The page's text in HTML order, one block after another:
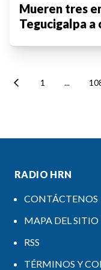
Mueren tres
Tegucigalpa a
1 ...
RADIO HRN
CONTÁCTENOS
MAPA DEL SITIO
RSS
TÉRMINOS Y